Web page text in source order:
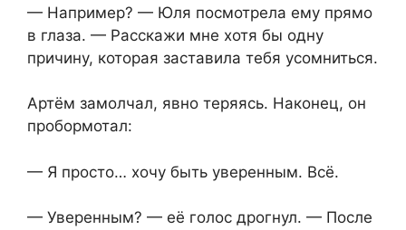
— Например? — Юля посмотрела ему прямо
в глаза. — Расскажи мне хотя бы одну
причину, которая заставила тебя усомниться.
Артём замолчал, явно теряясь. Наконец, он
пробормотал:
— Я просто… хочу быть уверенным. Всё.
— Уверенным? — её голос дрогнул. — После